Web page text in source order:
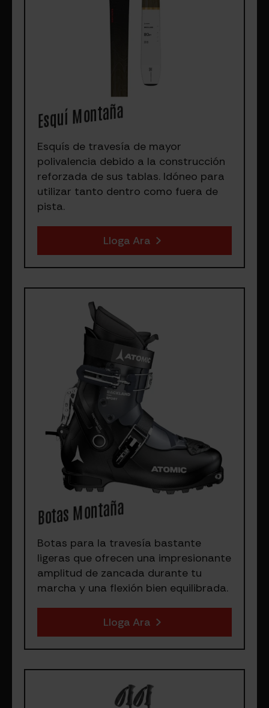
Esquí Montaña
Esquís de travesía de mayor
polivalencia debido a la construcción
reforzada de sus tablas. Idóneo para
utilizar tanto dentro como fuera de
pista.
Lloga Ara
Botas Montaña
Botas para la travesía bastante
ligeras que ofrecen una impresionante
amplitud de zancada durante tu
marcha y una flexión bien equilibrada.
Lloga Ara